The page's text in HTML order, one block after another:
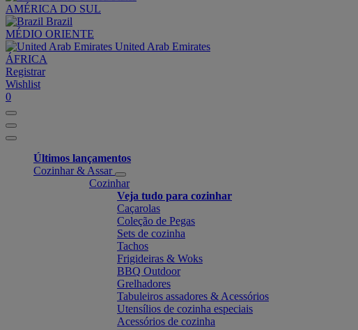
AMÉRICA DO SUL
Brazil
MÉDIO ORIENTE
United Arab Emirates
ÁFRICA
Registrar
Wishlist
0
Últimos lançamentos
Cozinhar & Assar
Cozinhar
Veja tudo para cozinhar
Caçarolas
Coleção de Pegas
Sets de cozinha
Tachos
Frigideiras & Woks
BBQ Outdoor
Grelhadores
Tabuleiros assadores & Acessórios
Utensílios de cozinha especiais
Acessórios de cozinha